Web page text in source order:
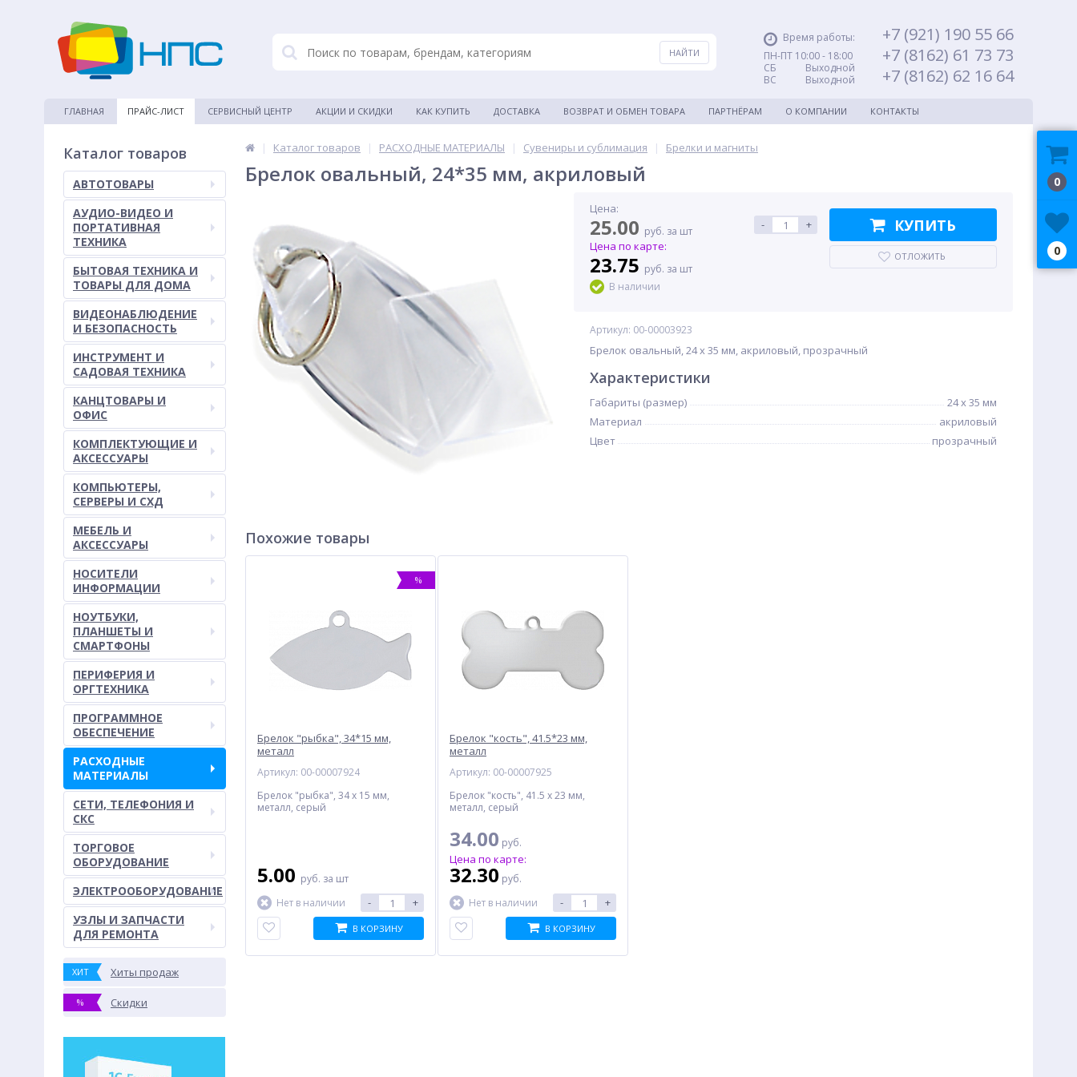
Время работы:
ПН-ПТ 10:00 - 18:00
СБ Выходной
ВС Выходной
+7 (921) 190 55 66
+7 (8162) 61 73 73
+7 (8162) 62 16 64
ГЛАВНАЯ ПРАЙС-ЛИСТ СЕРВИСНЫЙ ЦЕНТР АКЦИИ И СКИДКИ КАК КУПИТЬ ДОСТАВКА ВОЗВРАТ И ОБМЕН ТОВАРА ПАРТНЁРАМ О КОМПАНИИ КОНТАКТЫ
Каталог товаров
АВТОТОВАРЫ
АУДИО-ВИДЕО И
ПОРТАТИВНАЯ
ТЕХНИКА
БЫТОВАЯ ТЕХНИКА И
ТОВАРЫ ДЛЯ ДОМА
ВИДЕОНАБЛЮДЕНИЕ
И БЕЗОПАСНОСТЬ
ИНСТРУМЕНТ И
САДОВАЯ ТЕХНИКА
КАНЦТОВАРЫ И
ОФИС
КОМПЛЕКТУЮЩИЕ И
АКСЕССУАРЫ
КОМПЬЮТЕРЫ,
СЕРВЕРЫ И СХД
МЕБЕЛЬ И
АКСЕССУАРЫ
НОСИТЕЛИ
ИНФОРМАЦИИ
НОУТБУКИ,
ПЛАНШЕТЫ И
СМАРТФОНЫ
ПЕРИФЕРИЯ И
ОРГТЕХНИКА
ПРОГРАММНОЕ
ОБЕСПЕЧЕНИЕ
РАСХОДНЫЕ
МАТЕРИАЛЫ
СЕТИ, ТЕЛЕФОНИЯ И
СКС
ТОРГОВОЕ
ОБОРУДОВАНИЕ
ЭЛЕКТРООБОРУДОВАНИЕ
УЗЛЫ И ЗАПЧАСТИ
ДЛЯ РЕМОНТА
ХИТ Хиты продаж
% Скидки
| Каталог товаров | РАСХОДНЫЕ МАТЕРИАЛЫ | Сувениры и сублимация | Брелки и магниты
Брелок овальный, 24*35 мм, акриловый
Цена:
25.00 руб. за шт
Цена по карте:
23.75 руб. за шт
В наличии
- + КУПИТЬ
ОТЛОЖИТЬ
Артикул: 00-00003923
Брелок овальный, 24 x 35 мм, акриловый, прозрачный
Характеристики
Габариты (размер)
24 x 35 мм
Материал
акриловый
Цвет
прозрачный
Похожие товары
%
Брелок "рыбка", 34*15 мм,
металл
Артикул: 00-00007924
Брелок "рыбка", 34 x 15 мм,
металл, серый
5.00 руб. за шт
Нет в наличии
- +
В КОРЗИНУ
Брелок "кость", 41.5*23 мм,
металл
Артикул: 00-00007925
Брелок "кость", 41.5 x 23 мм,
металл, серый
34.00 руб.
Цена по карте:
32.30 руб.
Нет в наличии
- +
В КОРЗИНУ
0
0